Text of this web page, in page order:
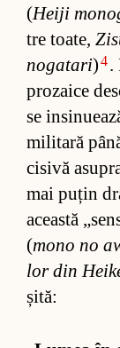
(Heiji
tre toa­te,
no­ga­tari)4.
pro­zaice
se
mi­li­tară
ci­sivă
mai pu­țin
această
(mono no
lor din
și­tă: